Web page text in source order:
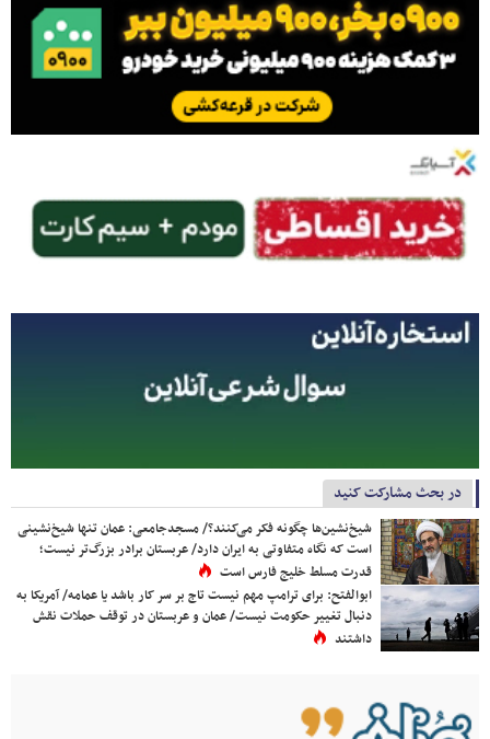
در بحث مشارکت کنید
شیخ‌نشین‌ها چگونه فکر می‌کنند؟/ مسجدجامعی: عمان تنها شیخ‌نشینی
است که نگاه متفاوتی به ایران دارد/ عربستان برادر بزرگ‌تر نیست؛
قدرت مسلط خلیج فارس است
ابوالفتح: برای ترامپ مهم نیست تاج بر سر کار باشد یا عمامه/ آمریکا به
دنبال تغییر حکومت نیست/ عمان و عربستان در توقف حملات نقش
داشتند